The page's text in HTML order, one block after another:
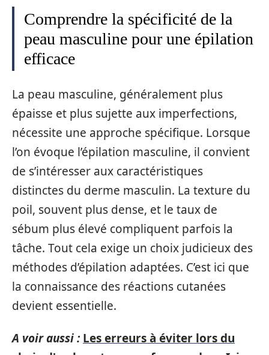
Comprendre la spécificité de la
peau masculine pour une épilation
efficace
La peau masculine, généralement plus
épaisse et plus sujette aux imperfections,
nécessite une approche spécifique. Lorsque
l’on évoque l’épilation masculine, il convient
de s’intéresser aux caractéristiques
distinctes du derme masculin. La texture du
poil, souvent plus dense, et le taux de
sébum plus élevé compliquent parfois la
tâche. Tout cela exige un choix judicieux des
méthodes d’épilation adaptées. C’est ici que
la connaissance des réactions cutanées
devient essentielle.
A voir aussi : Les erreurs à éviter lors du